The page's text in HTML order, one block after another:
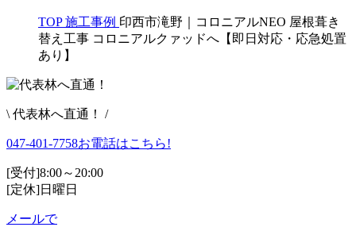
TOP 施工事例 印西市滝野｜コロニアルNEO 屋根葺き
替え工事 コロニアルクァッドへ【即日対応・応急処置
あり】
\ 代表林へ直通！ /
047-401-7758お電話はこちら!
[受付]8:00～20:00
[定休]日曜日
メールで